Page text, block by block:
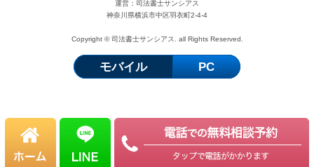
運営：司法書士サンシアス
神奈川県横浜市中区羽衣町2-4-4
Copyright © 司法書士サンシアス. all Rights Reserved.
モバイル PC